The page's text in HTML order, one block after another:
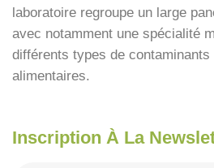
laboratoire regroupe un large
avec notamment une spécialité
différents types de contaminants
alimentaires.
Inscription À La